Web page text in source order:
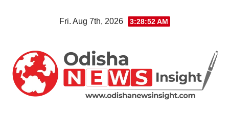
Fri. Aug 7th, 2026 3:28:53 AM